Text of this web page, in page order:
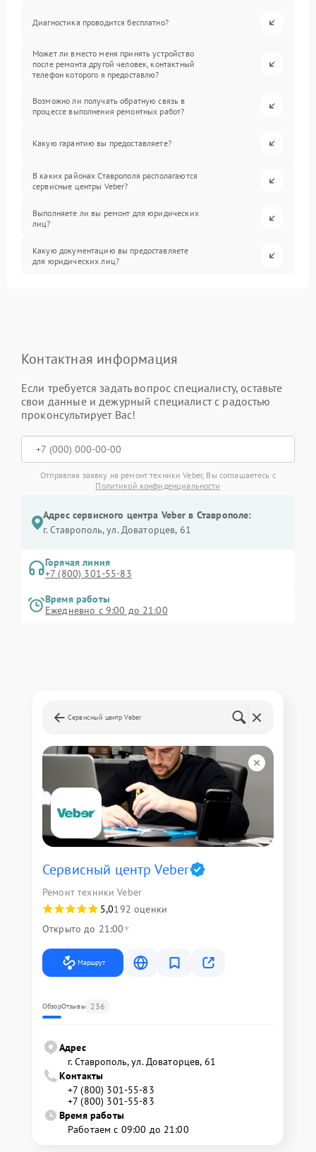
Диагностика проводится бесплатно?
Может ли вместо меня принять устройство
после ремонта другой человек, контактный
телефон которого я предоставлю?
Возможно ли получать обратную связь в
процессе выполнения ремонтных работ?
Какую гарантию вы предоставляете?
В каких районах Ставрополя располагаются
сервисные центры Veber?
Выполняете ли вы ремонт для юридических
лиц?
Какую документацию вы предоставляете
для юридических лиц?
Контактная информация
Если требуется задать вопрос специалисту, оставьте
свои данные и дежурный специалист с радостью
проконсультирует Вас!
Отправляя заявку на ремонт техники Veber, Вы соглашаетесь с
Политикой конфиденциальности
Адрес сервисного центра Veber в Ставрополе:
г. Ставрополь, ул. Доваторцев, 61
Горячая линия
+7 (800) 301-55-83
Время работы
Ежедневно с 9:00 до 21:00
Сервисный центр Veber
Сервисный центр Veber
Ремонт техники Veber
5,0192 оценки
Открыто до 21:00
Маршрут
ОбзорОтзывы 236
Адрес
г. Ставрополь, ул. Доваторцев, 61
Контакты
+7 (800) 301-55-83
+7 (800) 301-55-83
Время работы
Работаем с 09:00 до 21:00